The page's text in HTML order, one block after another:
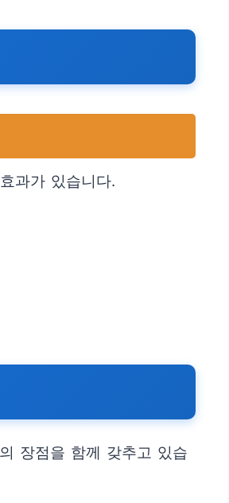
과가 있습니다.
장점을 함께 갖추고 있습